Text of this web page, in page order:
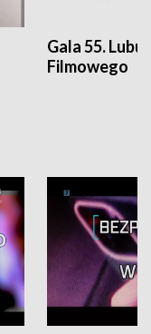
Gala 55.
Filmowego